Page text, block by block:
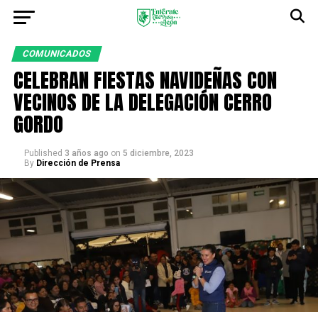
COMUNICADOS
CELEBRAN FIESTAS NAVIDEÑAS CON
VECINOS DE LA DELEGACIÓN CERRO
GORDO
Published 3 años ago on 5 diciembre, 2023
By Dirección de Prensa